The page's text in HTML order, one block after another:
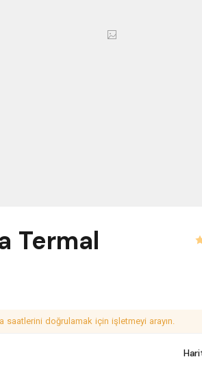
Termal
saatlerini doğrulamak için işletmeyi arayın.